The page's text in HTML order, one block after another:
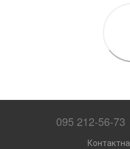
095 212-56-73